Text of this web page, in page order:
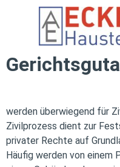
werden überwiegend für
Zivilprozess dient zur
privater Rechte auf
Häufig werden von einem